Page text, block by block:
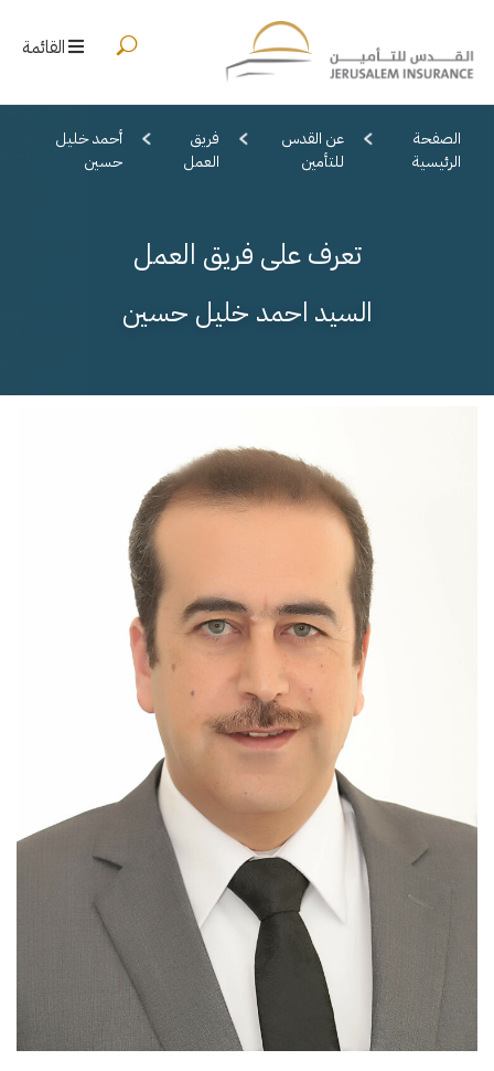
القائمة
الصفحة
الرئيسية
عن القدس
للتأمين
فريق
العمل
أحمد خليل
حسين
تعرف على فريق العمل
السيد احمد خليل حسين